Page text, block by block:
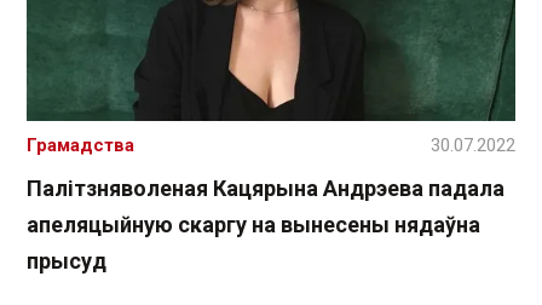
Палітзняволеная Кацярына Андрэева падала
апеляцыйную скаргу на вынесены нядаўна
прысуд
Грамадства 30.07.2022